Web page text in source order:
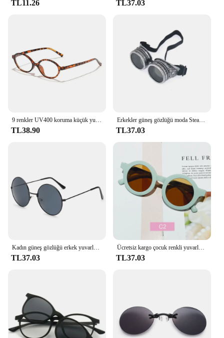
looking for a stylish and functional accessory, the
SOJOS Plastic Round Sunglasses are an excellent
choice. Available in sets for sale, these sunglasses
are not only an attractive addition to your collection
but also a versatile option for various scenarios,
from casual outings to more formal events. Their
practicality.
TL11.26 TL37.03
9 renkler UV400 koruma küçük yuvarlak güneş gözlüğü moda seyahat plastik gözlük erkekler kadınlar için küçük çerçeve tonları
TL38.90
Erkekler güneş gözlüğü moda Steampunk gözlük yuvarlak boy gözlük kaynak Punk gözlük Cosplay marka tasarımcı renkler Lens Shades
TL37.03
Kadın güneş gözlüğü erkek yuvarlak bayanlar moda ayna gözlük kadın erkek Vintage UV400 koruma güneş Retro gözlük EE02
TL37.03
Ücretsiz kargo çocuk renkli yuvarlak çerçeve ışık PC sevimli küçük yüz güneş gözlüğü
TL37.03